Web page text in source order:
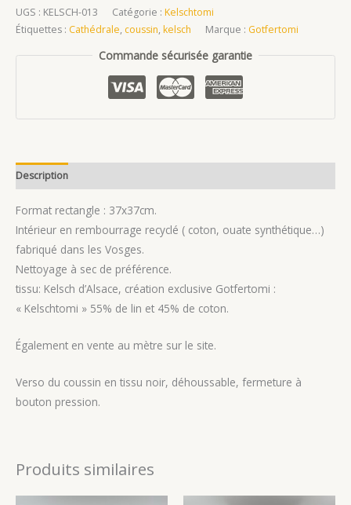
Coussin
Kelsch
UGS : KELSCH-013 Catégorie : Kelschtomi
Étiquettes : Cathédrale, coussin, kelsch Marque : Gotfertomi
Commande sécurisée garantie
Description
Format rectangle : 37x37cm.
Intérieur en rembourrage recyclé ( coton, ouate synthétique…)
fabriqué dans les Vosges.
Nettoyage à sec de préférence.
tissu: Kelsch d’Alsace, création exclusive Gotfertomi :
« Kelschtomi » 55% de lin et 45% de coton.
Également en vente au mètre sur le site.
Verso du coussin en tissu noir, déhoussable, fermeture à
bouton pression.
Produits similaires